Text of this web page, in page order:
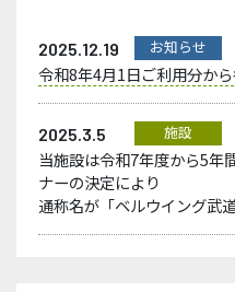
2025.12.19 お知らせ
令和8年4月1日ご利用分か
2025.3.5 施設
当施設は令和7年度から5年
ナーの決定により
通称名が「ベルウイング武